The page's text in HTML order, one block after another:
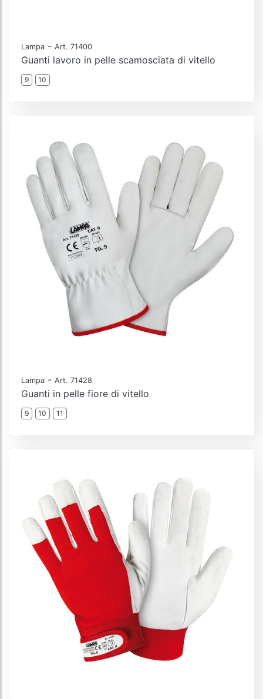
Lampa - Art. 71400
Guanti lavoro in pelle scamosciata di vitello
9 10
Lampa - Art. 71428
Guanti in pelle fiore di vitello
9 10 11